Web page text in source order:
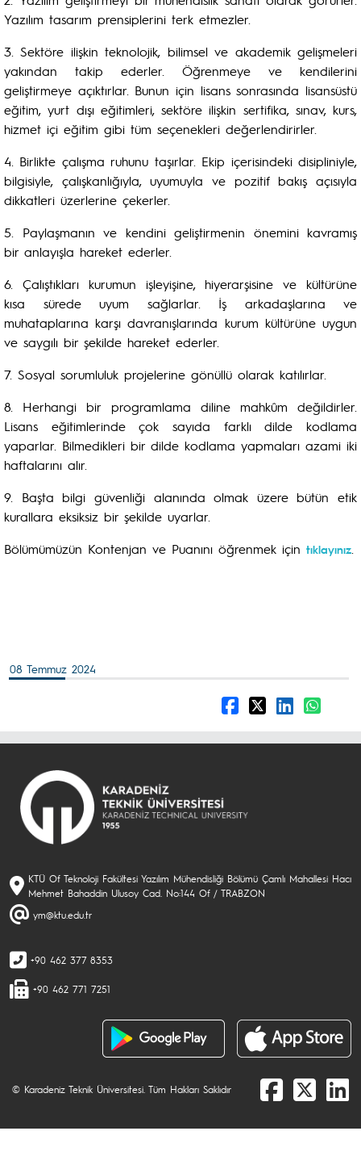
Yazılım tasarım prensiplerini terk etmezler
3. Sektöre ilişkin teknolojik, bilimsel ve akademik gelişmeleri
yakından takip ederler. Öğrenmeye ve kendilerini
geliştirmeye açıktırlar. Bunun için lisans sonrasında lisansüstü
eğitim, yurt dışı eğitimleri, sektöre ilişkin sertifika, sınav, kurs,
hizmet içi eğitim gibi tüm seçenekleri değerlendirirler.
4. Birlikte çalışma ruhunu taşırlar. Ekip içerisindeki disipliniyle,
bilgisiyle, çalışkanlığıyla, uyumuyla ve pozitif bakış açısıyla
dikkatleri üzerlerine çekerler.
5. Paylaşmanın ve kendini geliştirmenin önemini kavramış
bir anlayışla hareket ederler.
6. Çalıştıkları kurumun işleyişine, hiyerarşisine ve kültürüne
kısa sürede uyum sağlarlar. İş arkadaşlarına ve
muhataplarına karşı davranışlarında kurum kültürüne uygun
ve saygılı bir şekilde hareket ederler.
7. Sosyal sorumluluk projelerine gönüllü olarak katılırlar.
8. Herhangi bir programlama diline mahkûm değildirler.
Lisans eğitimlerinde çok sayıda farklı dilde kodlama
yaparlar. Bilmedikleri bir dilde kodlama yapmaları azami iki
haftalarını alır.
9. Başta bilgi güvenliği alanında olmak üzere bütün etik
kurallara eksiksiz bir şekilde uyarlar
Bölümümüzün Kontenjan ve Puanını öğrenmek için tıklayınız
08 Temmuz 2024
KTÜ Of Teknoloji Fakültesi Yazılım Mühendisliği Bölümü Çamlı Mahallesi Hacı
Mehmet Bahaddin Ulusoy Cad. No:144 Of / TRABZON
ym@ktu.edu.tr
+90 462 377 8353
+90 462 771 7251
© Karadeniz Teknik Üniversitesi. Tüm Hakları Saklıdır